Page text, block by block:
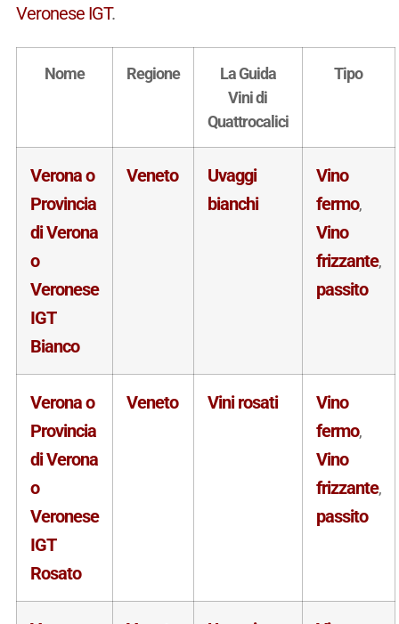
Veronese IGT.
Nome Regione
La Guida
Vini di
Quattrocalici
Tipo
Verona o
Provincia
di Verona
o
Veronese
IGT
Bianco
Veneto
Uvaggi
bianchi
Vino
fermo,
Vino
frizzante,
passito
Verona o
Provincia
di Verona
o
Veronese
IGT
Rosato
Veneto Vini rosati
Vino
fermo,
Vino
frizzante,
passito